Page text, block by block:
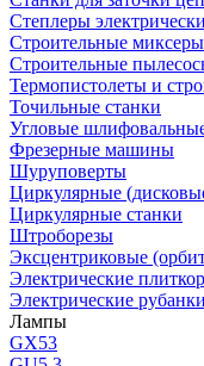
Степлеры
Строительные миксеры
Строительные
Термопистолеты и
Точильные станки
Угловые
Фрезерные машины
Шуруповерты
Циркулярные
Циркулярные станки
Штроборезы
Эксцентриковые
Электрические
Электрические рубанки
Лампы
GX53